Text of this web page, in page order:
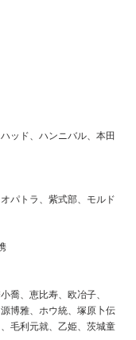
ド、ハンニバル、本田
トラ、紫式部、モルド
、恵比寿、欧冶子、
雅、ホウ統、塚原卜伝
利元就、乙姫、茨城童